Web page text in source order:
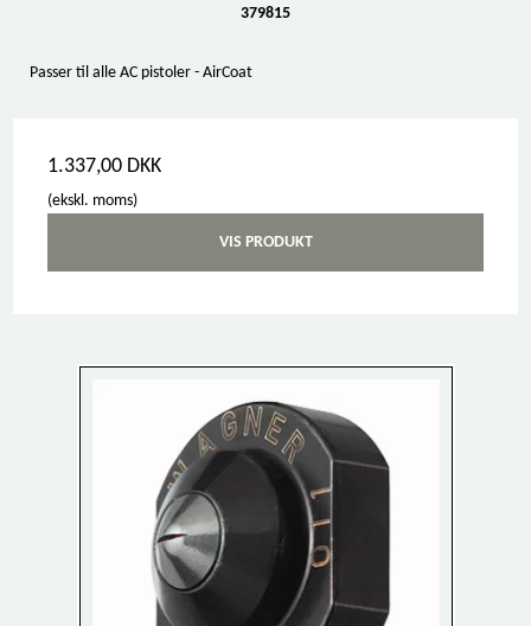
379815
Passer til alle AC pistoler - AirCoat
1.337,00 DKK
(ekskl. moms)
VIS PRODUKT